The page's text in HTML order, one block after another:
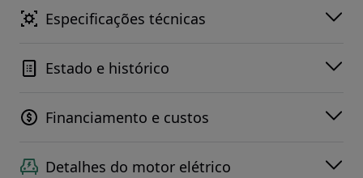
Especificações técnicas
Estado e histórico
Financiamento e custos
Detalhes do motor elétrico